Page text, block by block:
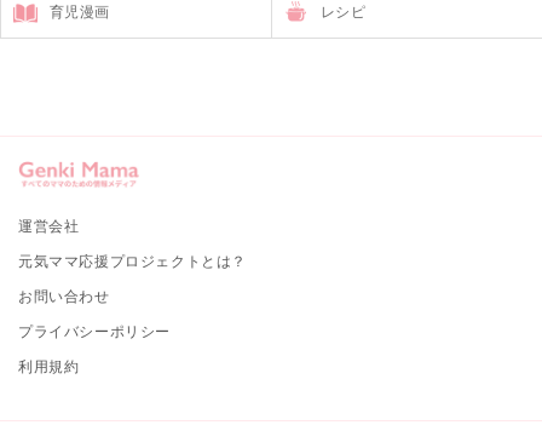
育児漫画 レシピ
運営会社
元気ママ応援プロジェクトとは？
お問い合わせ
プライバシーポリシー
利用規約